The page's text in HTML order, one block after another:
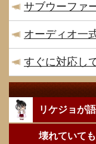
サブウーファ
オーディオ一
すぐに対応し
リケジョが
壊れていて